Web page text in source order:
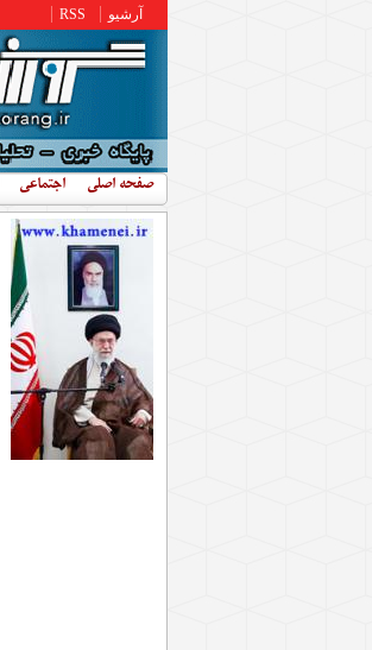
آرشیو RSS
صفحه اصلی اجتماعی